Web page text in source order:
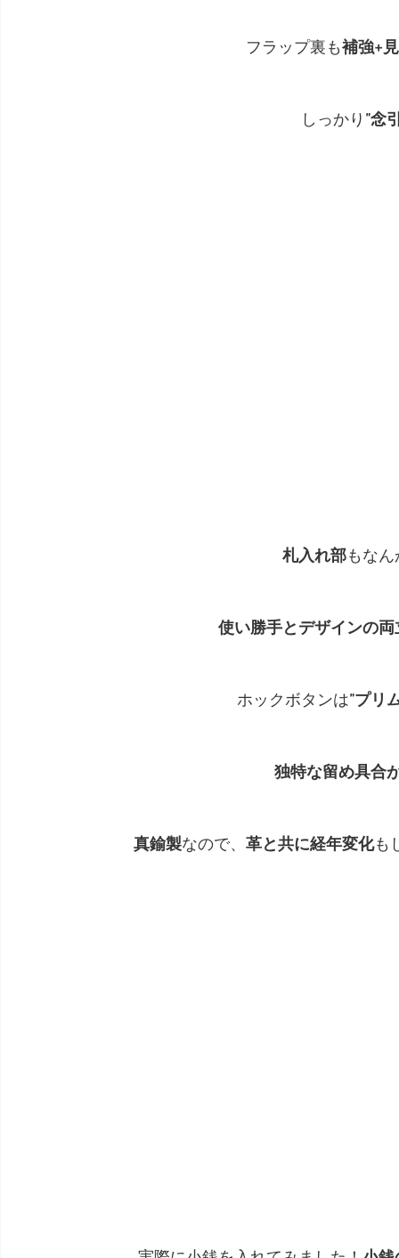
フラップ裏も補強+
しっかり ”念
札入れ部もなん
使い勝手とデザインの両
ホックボタンは”プリ
独特な留め具合
真鍮製なので、 革と共に経年変化も